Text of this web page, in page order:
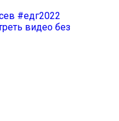
#едг2022
видео без